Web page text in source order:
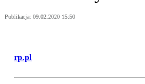
Publikacja: 09.02.2020 15:50
rp.pl